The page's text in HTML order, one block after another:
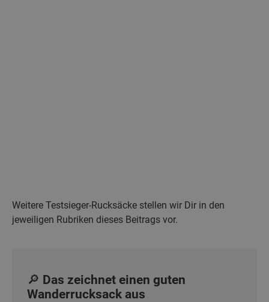
Weitere Testsieger-Rucksäcke stellen wir Dir in den
jeweiligen Rubriken dieses Beitrags vor.
🔎 Das zeichnet einen guten
Wanderrucksack aus